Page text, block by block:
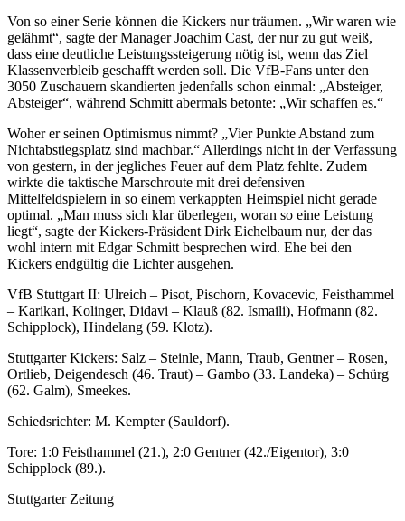
Von so einer Serie können die Kickers nur träumen. „Wir waren wie
gelähmt“, sagte der Manager Joachim Cast, der nur zu gut weiß,
dass eine deutliche Leistungssteigerung nötig ist, wenn das Ziel
Klassenverbleib geschafft werden soll. Die VfB-Fans unter den
3050 Zuschauern skandierten jedenfalls schon einmal: „Absteiger,
Absteiger“, während Schmitt abermals betonte: „Wir schaffen es.“
Woher er seinen Optimismus nimmt? „Vier Punkte Abstand zum
Nichtabstiegsplatz sind machbar.“ Allerdings nicht in der Verfassung
von gestern, in der jegliches Feuer auf dem Platz fehlte. Zudem
wirkte die taktische Marschroute mit drei defensiven
Mittelfeldspielern in so einem verkappten Heimspiel nicht gerade
optimal. „Man muss sich klar überlegen, woran so eine Leistung
liegt“, sagte der Kickers-Präsident Dirk Eichelbaum nur, der das
wohl intern mit Edgar Schmitt besprechen wird. Ehe bei den
Kickers endgültig die Lichter ausgehen.
VfB Stuttgart II: Ulreich – Pisot, Pischorn, Kovacevic, Feisthammel
– Karikari, Kolinger, Didavi – Klauß (82. Ismaili), Hofmann (82.
Schipplock), Hindelang (59. Klotz).
Stuttgarter Kickers: Salz – Steinle, Mann, Traub, Gentner – Rosen,
Ortlieb, Deigendesch (46. Traut) – Gambo (33. Landeka) – Schürg
(62. Galm), Smeekes.
Schiedsrichter: M. Kempter (Sauldorf).
Tore: 1:0 Feisthammel (21.), 2:0 Gentner (42./Eigentor), 3:0
Schipplock (89.).
Stuttgarter Zeitung